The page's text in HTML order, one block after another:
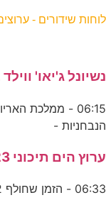
לוחות שידורים -
נשיונל ג'יאו' ווילד 06-06-2022
הנבחניות -
ערוץ הים תיכוני 09-06-2023
06:33 - הזמן שחולף 2 - פרק 166 07:17 - אדון קטן -